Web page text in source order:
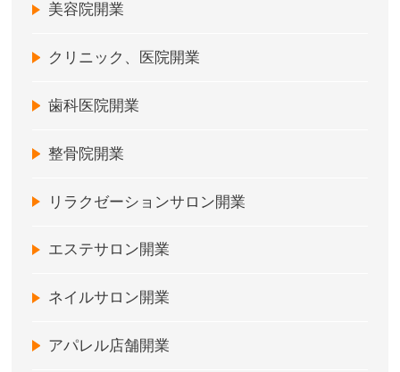
美容院開業
クリニック、医院開業
歯科医院開業
整骨院開業
リラクゼーションサロン開業
エステサロン開業
ネイルサロン開業
アパレル店舗開業